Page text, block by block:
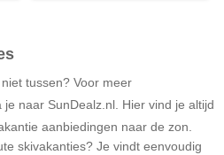
tussen? Voor meer
je naar SunDealz.nl. Hier vind je altijd
aanbiedingen naar de zon.
skivakanties? Je vindt eenvoudig